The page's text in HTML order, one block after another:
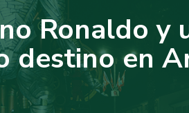
Ronaldo y
destino en